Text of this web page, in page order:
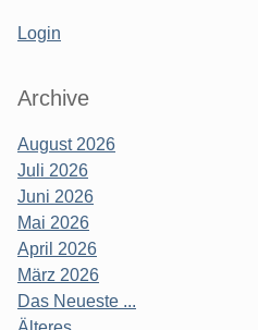
Login
Archive
August 2026
Juli 2026
Juni 2026
Mai 2026
April 2026
März 2026
Das Neueste ...